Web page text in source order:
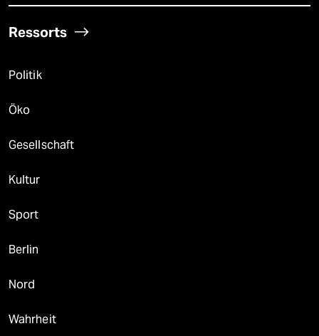
Ressorts
Politik
Öko
Gesellschaft
Kultur
Sport
Berlin
Nord
Wahrheit